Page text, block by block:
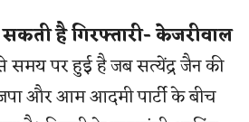
सकती है गिरफ्तारी- केजरीवाल
समय पर हुई है जब सत्येंद्र जैन की
और आम आदमी पार्टी के बीच